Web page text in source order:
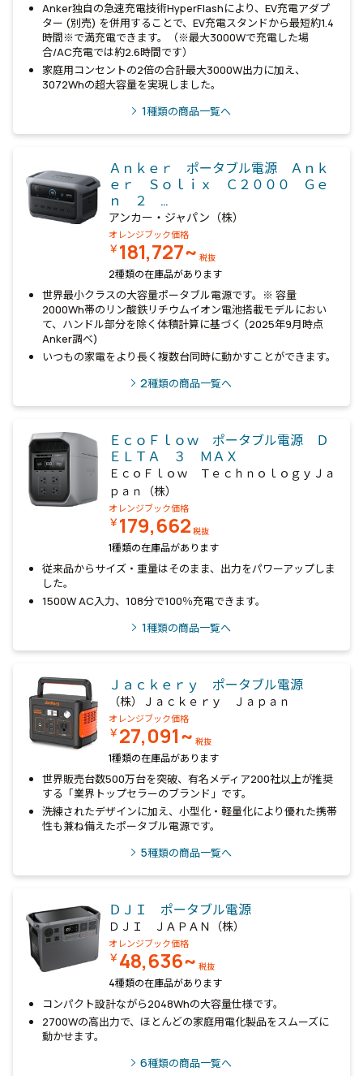
Anker独自の急速充電技術HyperFlashにより、EV充電アダプ
ター (別売) を併用することで、EV充電スタンドから最短約1.4
時間※で満充電できます。（※最大3000Wで充電した場
合/AC充電では約2.6時間です）
家庭用コンセントの2倍の合計最大3000W出力に加え、
3072Whの超大容量を実現しました。
1種類の商品一覧へ
Ａｎｋｅｒ ポータブル電源 Ａｎｋ
ｅｒ Ｓｏｌｉｘ Ｃ２０００ Ｇｅ
ｎ ２ …
アンカー・ジャパン（株）
オレンジブック価格
￥181,727~ 税抜
2種類の在庫品があります
世界最小クラスの大容量ポータブル電源です。※ 容量
2000Wh帯のリン酸鉄リチウムイオン電池搭載モデルにおい
て、ハンドル部分を除く体積計算に基づく (2025年9月時点
Anker調べ)
いつもの家電をより長く複数台同時に動かすことができます。
2種類の商品一覧へ
ＥｃｏＦｌｏｗ ポータブル電源 Ｄ
ＥＬＴＡ ３ ＭＡＸ
ＥｃｏＦｌｏｗ ＴｅｃｈｎｏｌｏｇｙＪａ
ｐａｎ（株）
オレンジブック価格
￥179,662 税抜
1種類の在庫品があります
従来品からサイズ・重量はそのまま、出力をパワーアップしま
した。
1500W AC入力、108分で100％充電できます。
1種類の商品一覧へ
Ｊａｃｋｅｒｙ ポータブル電源
（株）Ｊａｃｋｅｒｙ Ｊａｐａｎ
オレンジブック価格
￥27,091~ 税抜
1種類の在庫品があります
世界販売台数500万台を突破、有名メディア200社以上が推奨
する「業界トップセラーのブランド」です。
洗練されたデザインに加え、小型化・軽量化により優れた携帯
性も兼ね備えたポータブル電源です。
5種類の商品一覧へ
ＤＪＩ ポータブル電源
ＤＪＩ ＪＡＰＡＮ（株）
オレンジブック価格
￥48,636~ 税抜
4種類の在庫品があります
コンパクト設計ながら2048Whの大容量仕様です。
2700Wの高出力で、ほとんどの家庭用電化製品をスムーズに
動かせます。
6種類の商品一覧へ